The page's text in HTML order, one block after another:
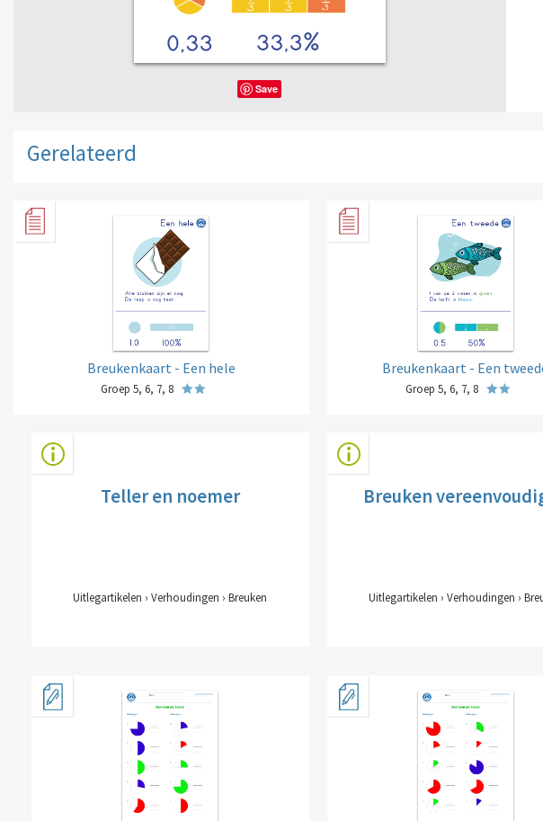
Save
Gerelateerd
Breukenkaart - Een hele
Groep 5, 6, 7, 8
Breukenkaart - Een
Groep 5, 6, 7, 8
Teller en noemer
Uitlegartikelen › Verhoudingen › Breuken
Breuken
Uitlegartikelen › Verhoudingen ›